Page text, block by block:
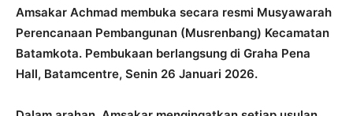
Amsakar Achmad membuka secara resmi Musyawarah
Perencanaan Pembangunan (Musrenbang) Kecamatan
Batamkota. Pembukaan berlangsung di Graha Pena
Hall, Batamcentre, Senin 26 Januari 2026.